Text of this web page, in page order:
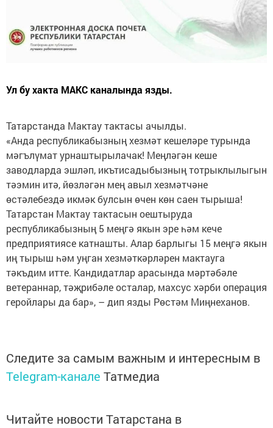
Ул бу хакта МАКС каналында язды.
Татарстанда Мактау тактасы ачылды.
«Анда республикабызның хезмәт кешеләре турында
мәгълүмат урнаштырылачак! Меңләгән кеше
заводларда эшләп, икътисадыбызның тотрыклылыгын
тәэмин итә, йөзләгән мең авыл хезмәтчәне
өстәлебездә икмәк булсын өчен көн саен тырыша!
Татарстан Мактау тактасын оештыруда
республикабызның 5 меңгә якын эре һәм кече
предприятиясе катнашты. Алар барлыгы 15 меңгә якын
иң тырыш һәм уңган хезмәткәрләрен мактауга
тәкъдим итте. Кандидатлар арасында мәртәбәле
ветераннар, тәҗрибәле осталар, махсус хәрби операция
геройлары да бар», – дип язды Рөстәм Миңнеханов.
Следите за самым важным и интересным в
Telegram-канале Татмедиа
Читайте новости Татарстана в